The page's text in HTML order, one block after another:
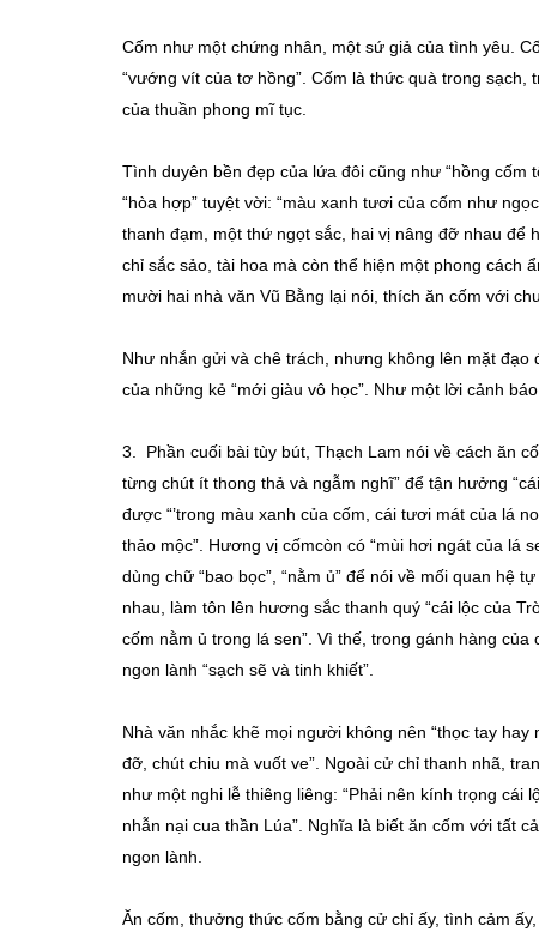
Cốm như một chứng nhân, một sứ giả của tình yêu.
“vướng vít của tơ hồng”. Cốm là thức quà trong
của thuần phong mĩ tục.
Tình duyên bền đẹp của lứa đôi cũng như “hồng cốm
“hòa hợp” tuyệt vời: “màu xanh tươi của cốm như
thanh đạm, một thứ ngọt sắc, hai vị nâng đỡ nhau để
chỉ sắc sảo, tài hoa mà còn thể hiện một phong cách
mười hai nhà văn Vũ Bằng lại nói, thích ăn cốm với
Như nhắn gửi và chê trách, nhưng không lên mặt
của những kẻ “mới giàu vô học”. Như một lời cảnh
3. Phần cuối bài tùy bút, Thạch Lam nói về cách ăn
từng chút ít thong thả và ngẫm nghĩ” để tận hưởng
được “’trong màu xanh của cốm, cái tươi mát của lá
thảo mộc”. Hương vị cốmcòn có “mùi hơi ngát của lá
dùng chữ “bao bọc”, “nằm ủ” để nói về mối quan hệ
nhau, làm tôn lên hương sắc thanh quý “cái lộc của
cốm nằm ủ trong lá sen”. Vì thế, trong gánh hàng
ngon lành “sạch sẽ và tinh khiết”.
Nhà văn nhắc khẽ mọi người không nên “thọc tay
đỡ, chút chiu mà vuốt ve”. Ngoài cử chỉ thanh nhã,
như một nghi lễ thiêng liêng: “Phải nên kính trọng
nhẫn nại cua thần Lúa”. Nghĩa là biết ăn cốm với tất
ngon lành.
Ăn cốm, thưởng thức cốm bằng cử chỉ ấy, tình cảm